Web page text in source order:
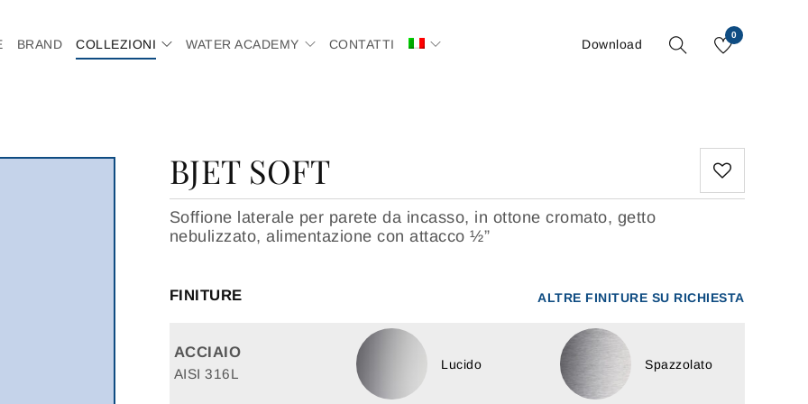
BRAND COLLEZIONI WATER ACADEMY CONTATTI
0
Download
BJET SOFT
Soffione laterale per parete da incasso, in ottone cromato, getto
nebulizzato, alimentazione con attacco ½”
FINITURE ALTRE FINITURE SU RICHIESTA
ACCIAIO
AISI 316L
Lucido Spazzolato